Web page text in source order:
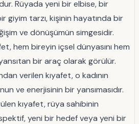
Rüyada yeni bir elbise, bir
giyim tarzı, kişinin hayatında bir
ve dönüşümün simgesidir.
hem bireyin içsel dünyasını hem
bir araç olarak görülür.
verilen kıyafet, o kadının
ve enerjisinin bir yansımasıdır.
kıyafet, rüya sahibinin
yeni bir hedef veya yeni bir